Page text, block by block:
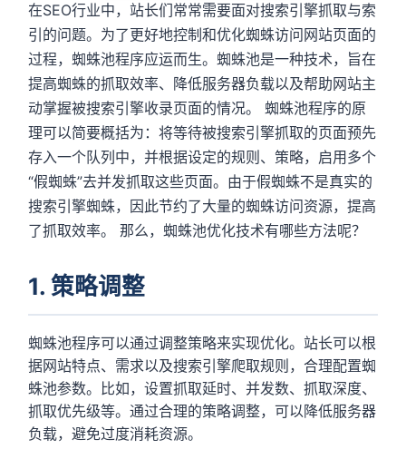
在SEO行业中，站长们常常需要面对搜索引擎抓取与索
引的问题。为了更好地控制和优化蜘蛛访问网站页面的
过程，蜘蛛池程序应运而生。蜘蛛池是一种技术，旨在
提高蜘蛛的抓取效率、降低服务器负载以及帮助网站主
动掌握被搜索引擎收录页面的情况。 蜘蛛池程序的原
理可以简要概括为：将等待被搜索引擎抓取的页面预先
存入一个队列中，并根据设定的规则、策略，启用多个
“假蜘蛛”去并发抓取这些页面。由于假蜘蛛不是真实的
搜索引擎蜘蛛，因此节约了大量的蜘蛛访问资源，提高
了抓取效率。 那么，蜘蛛池优化技术有哪些方法呢？
1. 策略调整
蜘蛛池程序可以通过调整策略来实现优化。站长可以根
据网站特点、需求以及搜索引擎爬取规则，合理配置蜘
蛛池参数。比如，设置抓取延时、并发数、抓取深度、
抓取优先级等。通过合理的策略调整，可以降低服务器
负载，避免过度消耗资源。